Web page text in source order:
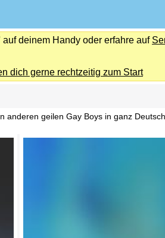
deinem Handy oder erfahre auf
dich gerne rechtzeitig zum Start
geilen Gay Boys in ganz